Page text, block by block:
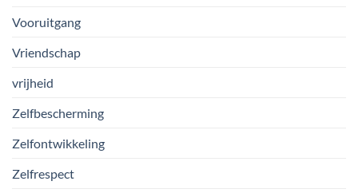
Vooruitgang
Vriendschap
vrijheid
Zelfbescherming
Zelfontwikkeling
Zelfrespect